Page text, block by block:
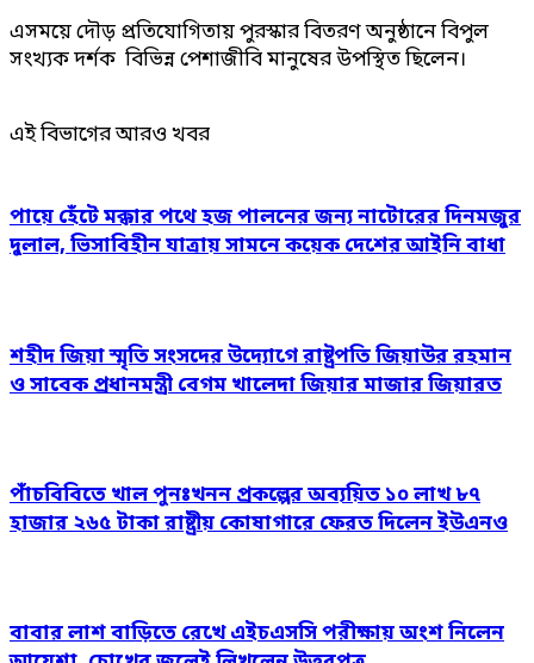
এসময়ে দৌড় প্রতিযোগিতায় পুরস্কার বিতরণ অনুষ্ঠানে বিপুল
সংখ্যক দর্শক বিভিন্ন পেশাজীবি মানুষের উপস্থিত ছিলেন।
এই বিভাগের আরও খবর
পায়ে হেঁটে মক্কার পথে হজ পালনের জন্য নাটোরের দিনমজুর
দুলাল, ভিসাবিহীন যাত্রায় সামনে কয়েক দেশের আইনি বাধা
শহীদ জিয়া স্মৃতি সংসদের উদ্যোগে রাষ্ট্রপতি জিয়াউর রহমান
ও সাবেক প্রধানমন্ত্রী বেগম খালেদা জিয়ার মাজার জিয়ারত
পাঁচবিবিতে খাল পুনঃখনন প্রকল্পের অব্যয়িত ১০ লাখ ৮৭
হাজার ২৬৫ টাকা রাষ্ট্রীয় কোষাগারে ফেরত দিলেন ইউএনও
বাবার লাশ বাড়িতে রেখে এইচএসসি পরীক্ষায় অংশ নিলেন